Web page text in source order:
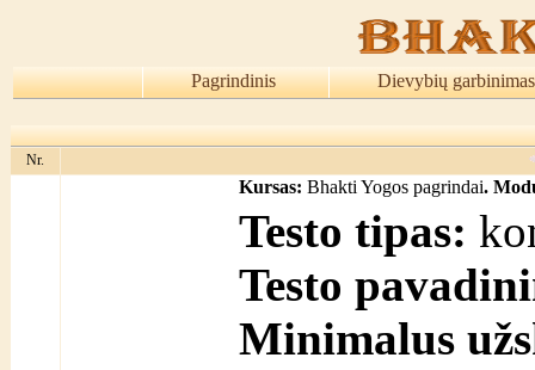
Pagrindinis Dievybių garbinimas
Nr.
Kursas: Bhakti Yogos pagrindai.
Testo tipas:
Testo
Minimalus